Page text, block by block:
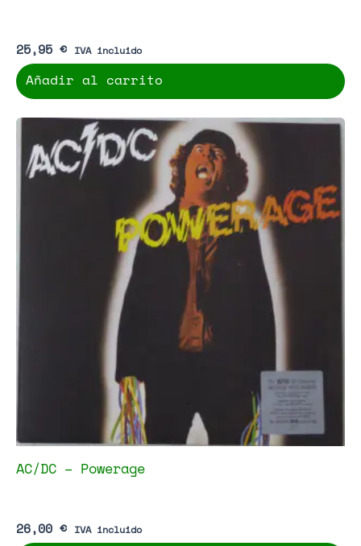
25,95 € IVA incluido
Añadir al carrito
AC/DC – Powerage
26,00 € IVA incluido